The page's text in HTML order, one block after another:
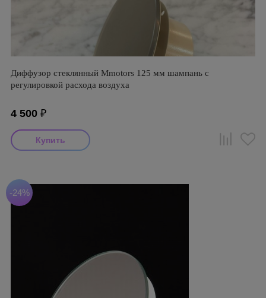
Диффузор стеклянный Mmotors 125 мм шампань с
регулировкой расхода воздуха
4 500 ₽
-24%